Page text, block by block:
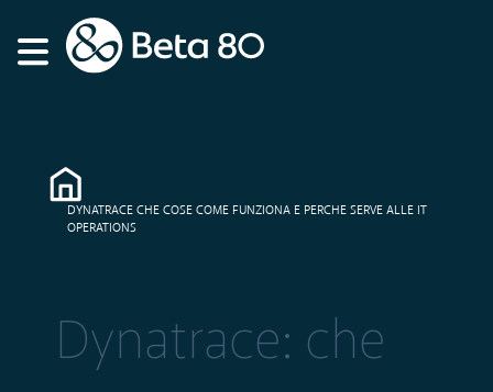
DYNATRACE CHE COSE COME FUNZIONA E PERCHE SERVE ALLE IT
OPERATIONS
Dynatrace: che